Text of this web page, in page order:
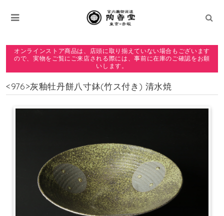
オンラインストア商品は、店頭に取り揃えていない場合もございます
ので、実物をご覧にご来店される際には、事前に在庫のご確認をお願
いします。
<976>灰釉牡丹餅八寸鉢(竹ス付き) 清水焼